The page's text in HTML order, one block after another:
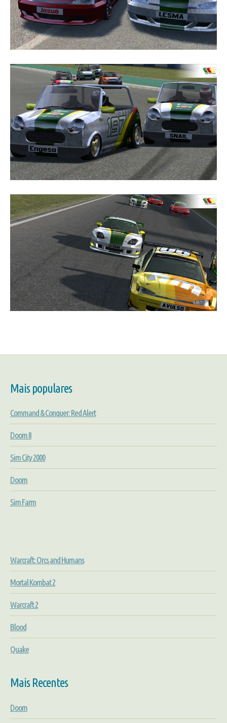
Mais populares
Command & Conquer: Red Alert
Doom II
Sim City 2000
Doom
Sim Farm
Warcraft: Orcs and Humans
Mortal Kombat 2
Warcraft 2
Blood
Quake
Mais Recentes
Doom